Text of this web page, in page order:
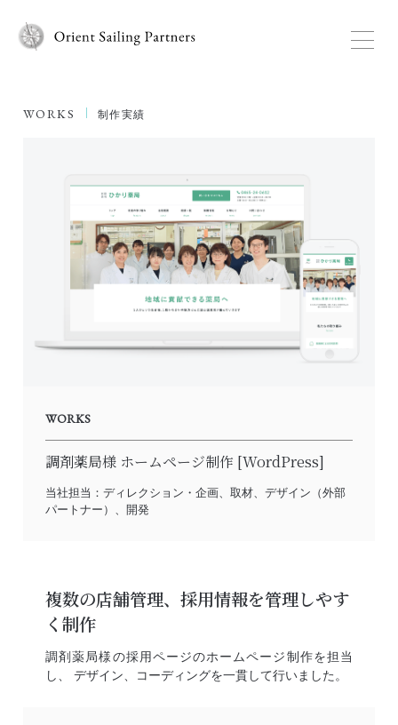
WORKS 制作実績
WORKS
調剤薬局様 ホームページ制作 [WordPress]
当社担当：ディレクション・企画、取材、デザイン（外部
パートナー）、開発
複数の店舗管理、採用情報を管理しやす
く制作
調剤薬局様の採用ページのホームページ制作を担当
し、 デザイン、コーディングを一貫して行いました。